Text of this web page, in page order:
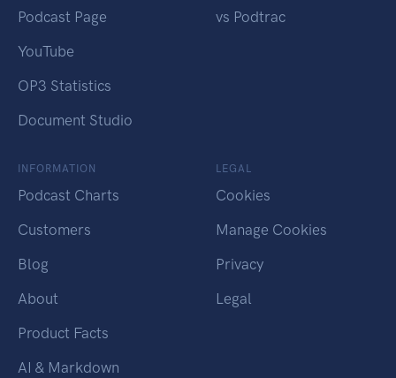
Podcast Page
YouTube
OP3 Statistics
Document Studio
vs Podtrac
INFORMATION
Podcast Charts
Customers
Blog
About
Product Facts
AI & Markdown
LEGAL
Cookies
Manage Cookies
Privacy
Legal